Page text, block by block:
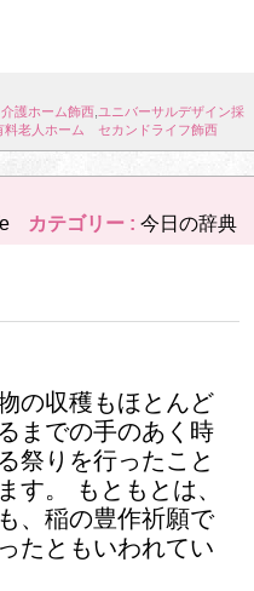
介護ホーム飾西 ユニバーサルデザイン採
老人ホーム セカンドライフ飾西
カテゴリー : 今日の辞典
の収穫もほとんど
までの手のあく時
祭りを行ったこと
す。 もともとは、
、稲の豊作祈願で
たともいわれてい